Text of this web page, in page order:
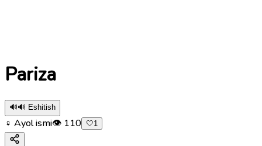
Pariza
🔊🔊 Eshitish
♀ Ayol ismi👁 110 🤍1